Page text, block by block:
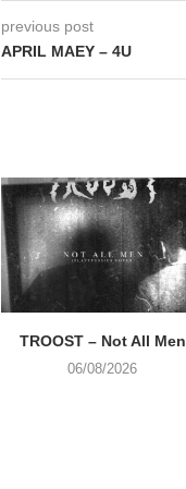
previous post
APRIL MAEY – 4U
TROOST – Not All Men
06/08/2026